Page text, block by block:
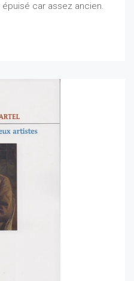
car assez ancien.